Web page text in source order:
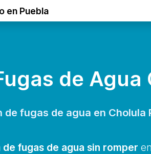
en Puebla
de
de fugas de agua en
fugas de agua sin romper